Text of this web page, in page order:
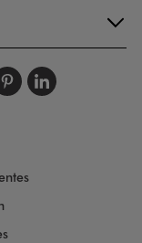
sursur
nousnous
Suivez-